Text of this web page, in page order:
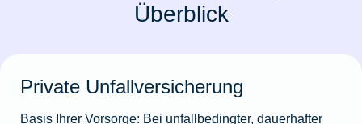
Überblick
Private Unfallversicherung
Basis Ihrer Vorsorge: Bei unfallbedingter, dauerhafter